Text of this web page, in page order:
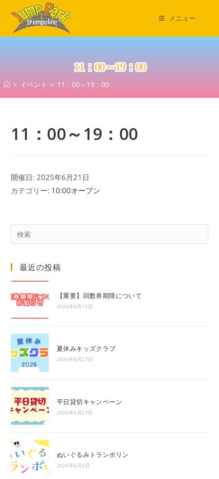
ス
メニュー
11：00～19：00
> イベント > 11：00～19：00
11：00～19：00
開催日: 2025年6月21日
カテゴリー: 10:00オープン
最近の投稿
【重要】回数券期限について
2026年6月15日
夏休みキッズクラブ
2026年6月27日
平日貸切キャンペーン
2026年6月27日
ぬいぐるみトランポリン
2026年6月2日